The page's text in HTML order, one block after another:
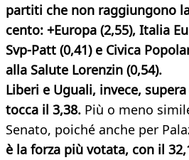
partiti che non raggiungono
cento: +Europa (2,55), Italia
Svp-Patt (0,41) e Civica
alla Salute Lorenzin (0,54).
Liberi e Uguali, invece,
tocca il 3,38. Più o meno
Senato, poiché anche per
è la forza più votata, con il